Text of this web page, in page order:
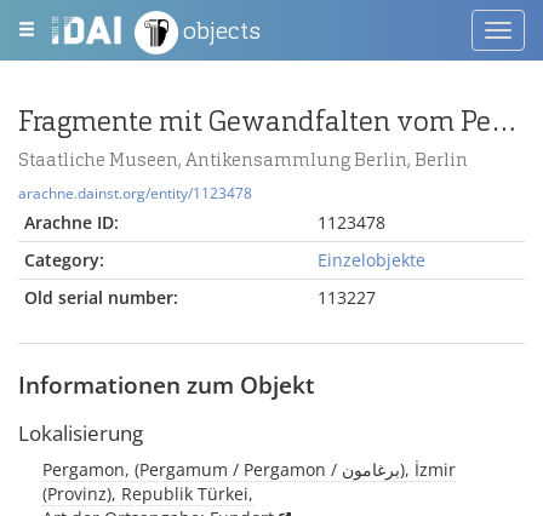
objects
Fragmente mit Gewandfalten vom Pergamonaltar (Rundplastik oder Relief)
Staatliche Museen, Antikensammlung Berlin, Berlin
arachne.dainst.org/entity/1123478
Arachne ID:
1123478
Category:
Einzelobjekte
Old serial number:
113227
Informationen zum Objekt
Lokalisierung
Pergamon, (Pergamum / Pergamon / برغامون), İzmir
(Provinz), Republik Türkei,